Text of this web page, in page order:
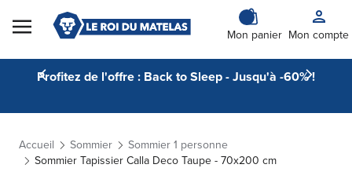
Skip to Content
Mon panier Mon compte
Profitez de l'offre : Back to Sleep - Jusqu'à -60% !
Accueil Sommier
Sommier 1 personne
Sommier Tapissier Calla Deco Taupe - 70x200 cm